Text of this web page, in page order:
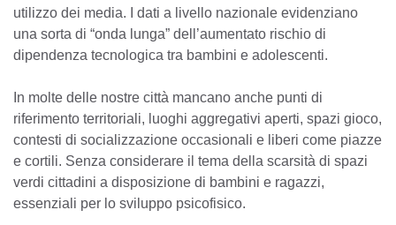
utilizzo dei media. I dati a livello nazionale evidenziano
una sorta di “onda lunga” dell’aumentato rischio di
dipendenza tecnologica tra bambini e adolescenti.
In molte delle nostre città mancano anche punti di
riferimento territoriali, luoghi aggregativi aperti, spazi gioco,
contesti di socializzazione occasionali e liberi come piazze
e cortili. Senza considerare il tema della scarsità di spazi
verdi cittadini a disposizione di bambini e ragazzi,
essenziali per lo sviluppo psicofisico.